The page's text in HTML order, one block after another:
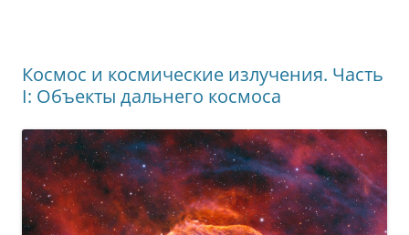
Космос и космические излучения. Часть
I: Объекты дальнего космоса